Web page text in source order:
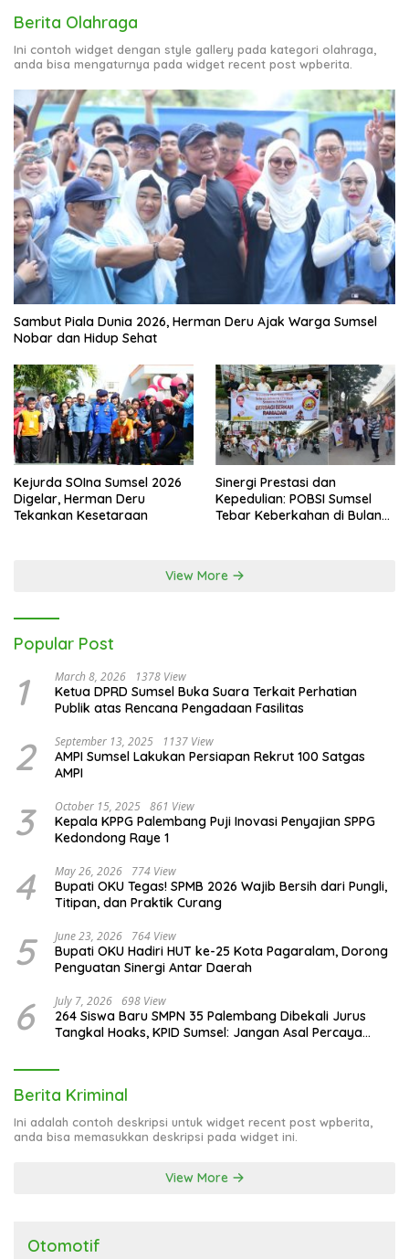
Berita Olahraga
Ini contoh widget dengan style gallery pada kategori olahraga,
anda bisa mengaturnya pada widget recent post wpberita.
Sambut Piala Dunia 2026, Herman Deru Ajak Warga Sumsel
Nobar dan Hidup Sehat
Kejurda SOIna Sumsel 2026
Digelar, Herman Deru
Tekankan Kesetaraan
Sinergi Prestasi dan
Kepedulian: POBSI Sumsel
Tebar Keberkahan di Bulan
View More
Popular Post
1 March 8, 2026 1378 View
Ketua DPRD Sumsel Buka Suara Terkait Perhatian
Publik atas Rencana Pengadaan Fasilitas
2 September 13, 2025 1137 View
AMPI Sumsel Lakukan Persiapan Rekrut 100 Satgas
AMPI
3 October 15, 2025 861 View
Kepala KPPG Palembang Puji Inovasi Penyajian SPPG
Kedondong Raye 1
4 May 26, 2026 774 View
Bupati OKU Tegas! SPMB 2026 Wajib Bersih dari Pungli,
Titipan, dan Praktik Curang
5 June 23, 2026 764 View
Bupati OKU Hadiri HUT ke-25 Kota Pagaralam, Dorong
Penguatan Sinergi Antar Daerah
6 July 7, 2026 698 View
264 Siswa Baru SMPN 35 Palembang Dibekali Jurus
Tangkal Hoaks, KPID Sumsel: Jangan Asal Percaya
Berita Kriminal
Ini adalah contoh deskripsi untuk widget recent post wpberita,
anda bisa memasukkan deskripsi pada widget ini.
View More
Otomotif